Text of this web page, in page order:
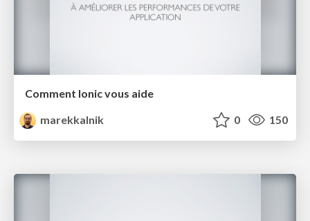
Comment Ionic vous aide
marekkalnik
0 150